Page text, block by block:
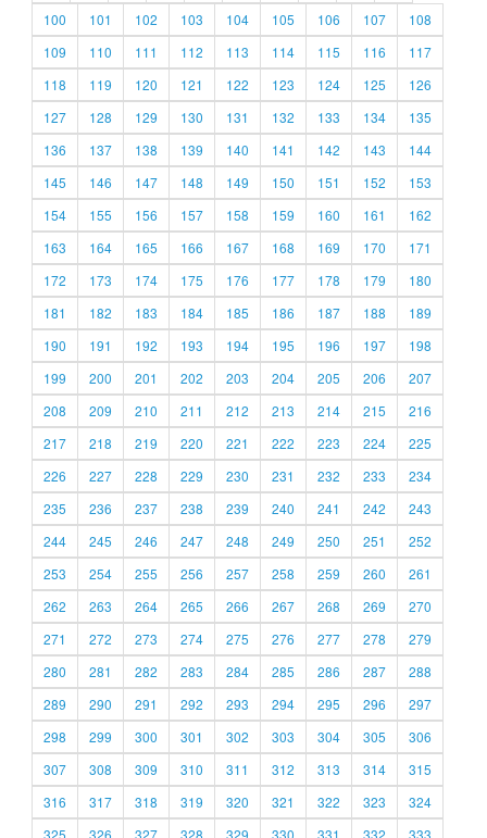
100
101 102 103 104 105 106 107
108
109
110 111 112 113 114 115 116
117
118
119 120 121 122 123 124 125
126
127
128 129 130 131 132 133 134
135
136
137 138 139 140 141 142 143
144
145
146 147 148 149 150 151 152
153
154
155 156 157 158 159 160 161
162
163
164 165 166 167 168 169 170
171
172
173 174 175 176 177 178 179
180
181
182 183 184 185 186 187 188
189
190
191 192 193 194 195 196 197
198
199
200 201 202 203 204 205 206
207
208
209 210 211 212 213 214 215
216
217
218 219 220 221 222 223 224
225
226
227 228 229 230 231 232 233
234
235
236 237 238 239 240 241 242
243
244
245 246 247 248 249 250 251
252
253
254 255 256 257 258 259 260
261
262
263 264 265 266 267 268 269
270
271
272 273 274 275 276 277 278
279
280
281 282 283 284 285 286 287
288
289
290 291 292 293 294 295 296
297
298
299 300 301 302 303 304 305
306
307
308 309 310 311 312 313 314
315
316
317 318 319 320 321 322 323
324
325
326 327 328 329 330 331 332 333